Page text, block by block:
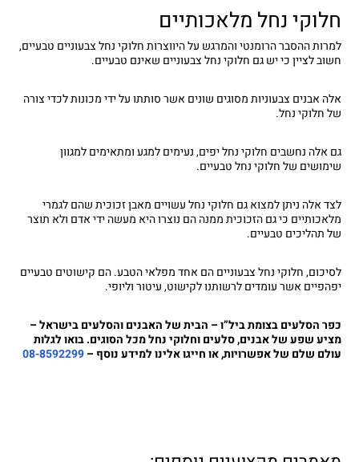
חלוקי נחל מלאכותיים
למרות ההסבר הרומנטי והמרגש על היווצרות חלוקי נחל צבעוניים טבעיים,
חשוב לציין כי יש גם חלוקי נחל צבעוניים שאינם טבעיים.
אלה אבנים צבעוניות מסוגים שונים אשר סותתו על ידי מכונות לכדי צורה
של חלוקי נחל.
גם אלה נחשבים חלוקי נחל יפים, נעימים למגע ומתאימים למגוון
שימושים של חלוקי נחל טבעיים.
לצד אלה ניתן למצוא גם חלוקי נחל עשויים מאבן זכוכית שהם לגמרי
מלאכותיים כי גם הזכוכית ממנה הם נוצרו היא מעשה ידי אדם ולא תוצר
של תהליכים טבעיים.
לסיכום, חלוקי נחל צבעוניים הם אחד מפלאי הטבע. הם קישוטים טבעיים
יפהפיים אשר עומדים לרשותנו לקישוט, עיטור וליופי.
כפר הסלעים בצומת ביל”ו – הבית של האבנים והסלעים בישראל –
מציע שפע של אבנים, סלעים וחלוקי נחל מכל הסוגים. בואו לגלות
עולם שלם של אפשרויות, או חייגו אלינו למידע נוסף –08-8592299